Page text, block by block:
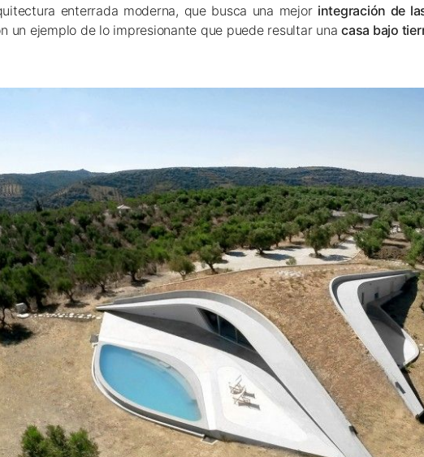
enterrada moderna, que busca una mejor integración de
un ejemplo de lo impresionante que puede resultar unacasa bajo